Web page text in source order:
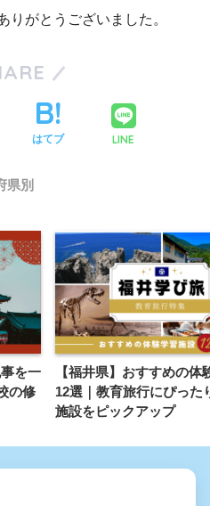
りがとうございました。
はてブ LINE
県別
を一
の修
【福井県】おすすめの体
12選｜教育旅行にぴった
施設をピックアップ